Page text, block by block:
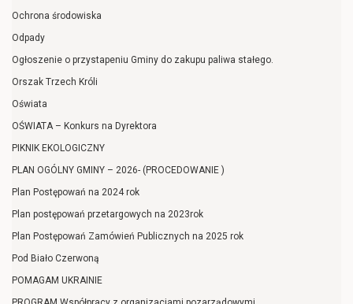
Ochrona środowiska
Odpady
Ogłoszenie o przystapeniu Gminy do zakupu paliwa stałego.
Orszak Trzech Króli
Oświata
OŚWIATA – Konkurs na Dyrektora
PIKNIK EKOLOGICZNY
PLAN OGÓLNY GMINY – 2026- (PROCEDOWANIE )
Plan Postępowań na 2024 rok
Plan postępowań przetargowych na 2023rok
Plan Postępowań Zamówień Publicznych na 2025 rok
Pod Biało Czerwoną
POMAGAM UKRAINIE